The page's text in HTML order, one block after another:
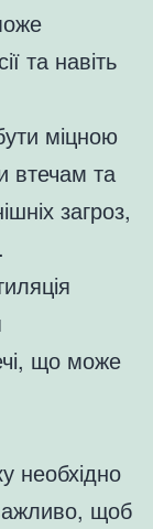
та навіть
міцною
втечам та
загроз,
що може
необхідно
щоб